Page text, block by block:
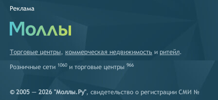
Реклама
Торговые центры, коммерческая недвижимость и ритейл.
Розничные сети 1060 и торговые центры 966
© 2005 — 2026 "Моллы.Ру", свидетельство о регистрации СМИ №